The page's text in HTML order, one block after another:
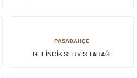
PAŞABAHÇE
GELİNCİK SERVİS TABAĞI